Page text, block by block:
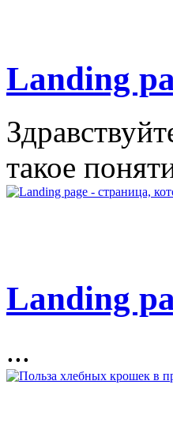
Landing
такое
Landing
...